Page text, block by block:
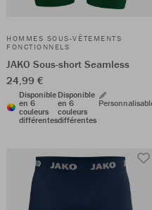
HOMMES SOUS-VÊTEMENTS
FONCTIONNELS
JAKO Sous-short Seamless
24,99 €
Disponible
en 6
couleurs
différentes
Disponible
en 6
couleurs
différentes